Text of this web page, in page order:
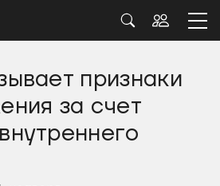
признаки
за счет